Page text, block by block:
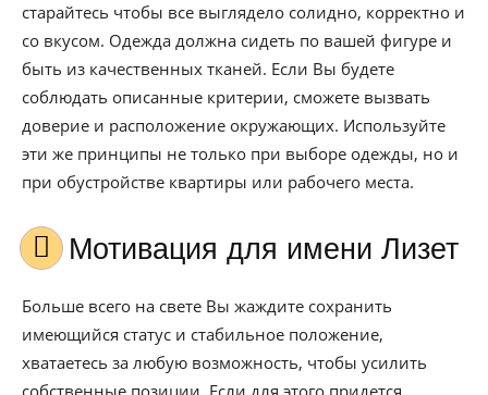
старайтесь чтобы все выглядело солидно, корректно и
со вкусом. Одежда должна сидеть по вашей фигуре и
быть из качественных тканей. Если Вы будете
соблюдать описанные критерии, сможете вызвать
доверие и расположение окружающих. Используйте
эти же принципы не только при выборе одежды, но и
при обустройстве квартиры или рабочего места.
Мотивация для имени Лизет
Больше всего на свете Вы жаждите сохранить
имеющийся статус и стабильное положение,
хватаетесь за любую возможность, чтобы усилить
собственные позиции. Если для этого придется